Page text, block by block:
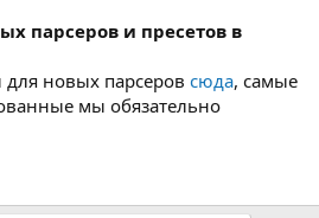
парсеров и пресетов в
новых парсеров сюда, самые
мы обязательно